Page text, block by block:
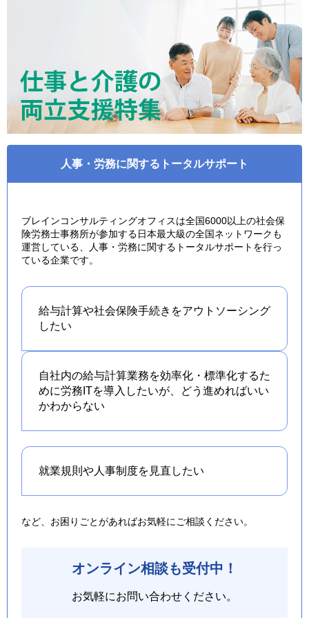
人事・労務に関するトータルサポート
ブレインコンサルティングオフィスは全国6000以上の社会保
険労務士事務所が参加する日本最大級の全国ネットワークも
運営している、人事・労務に関するトータルサポートを行っ
ている企業です。
給与計算や社会保険手続きをアウトソーシング
したい
自社内の給与計算業務を効率化・標準化するた
めに労務ITを導入したいが、どう進めればいい
かわからない
就業規則や人事制度を 見直したい
など、お困りごとがあればお気軽にご相談ください。
オンライン相談も受付中！
お気軽にお問い合わせください。